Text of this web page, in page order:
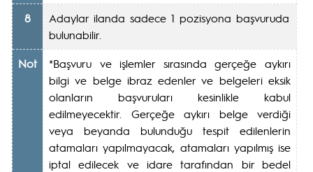
8
Adaylar ilanda sadece 1 pozisyona başvuruda
bulunabilir.
Not
*Başvuru ve işlemler sırasında gerçeğe aykırı
bilgi ve belge ibraz edenler ve belgeleri eksik
olanların başvuruları kesinlikle kabul
edilmeyecektir. Gerçeğe aykırı belge verdiği
veya beyanda bulunduğu tespit edilenlerin
atamaları yapılmayacak, atamaları yapılmış ise
iptal edilecek ve idare tarafından bir bedel